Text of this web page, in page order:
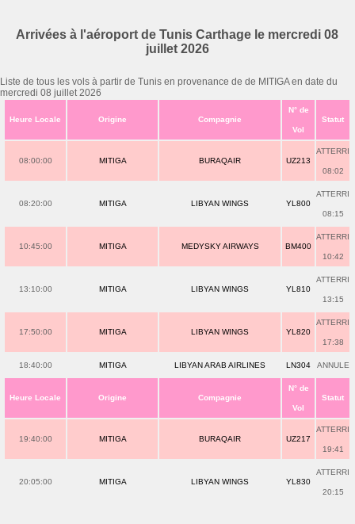
Arrivées à l'aéroport de Tunis Carthage le mercredi 08
juillet 2026
Liste de tous les vols à partir de Tunis en provenance de de MITIGA en date du
mercredi 08 juillet 2026
Heure Locale Origine Compagnie
N° de
Vol
Statut
08:00:00 MITIGA BURAQAIR UZ213
ATTERRI
08:02
08:20:00 MITIGA LIBYAN WINGS YL800
ATTERRI
08:15
10:45:00 MITIGA MEDYSKY AIRWAYS BM400
ATTERRI
10:42
13:10:00 MITIGA LIBYAN WINGS YL810
ATTERRI
13:15
17:50:00 MITIGA LIBYAN WINGS YL820
ATTERRI
17:38
18:40:00 MITIGA LIBYAN ARAB AIRLINES LN304 ANNULE
Heure Locale Origine Compagnie
N° de
Vol
Statut
19:40:00 MITIGA BURAQAIR UZ217
ATTERRI
19:41
20:05:00 MITIGA LIBYAN WINGS YL830
ATTERRI
20:15